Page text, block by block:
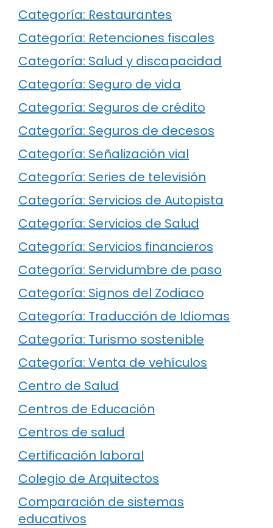
Categoría: Restaurantes
Categoría: Retenciones fiscales
Categoría: Salud y discapacidad
Categoría: Seguro de vida
Categoría: Seguros de crédito
Categoría: Seguros de decesos
Categoría: Señalización vial
Categoría: Series de televisión
Categoría: Servicios de Autopista
Categoría: Servicios de Salud
Categoría: Servicios financieros
Categoría: Servidumbre de paso
Categoría: Signos del Zodiaco
Categoría: Traducción de Idiomas
Categoría: Turismo sostenible
Categoría: Venta de vehículos
Centro de Salud
Centros de Educación
Centros de salud
Certificación laboral
Colegio de Arquitectos
Comparación de sistemas
educativos